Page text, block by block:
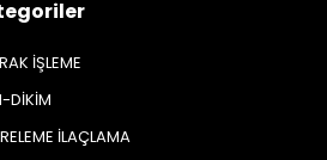
İŞLEME
DİKİM
İLAÇLAMA